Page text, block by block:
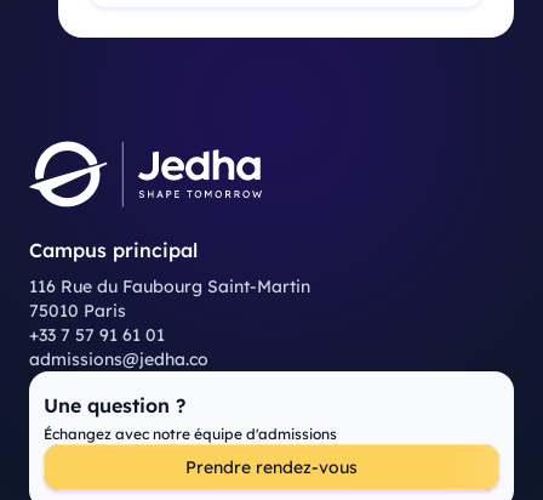
Campus principal
116 Rue du Faubourg Saint-Martin
75010 Paris
+33 7 57 91 61 01
admissions@jedha.co
Une question ?
Échangez avec notre équipe d'admissions
Prendre rendez-vous